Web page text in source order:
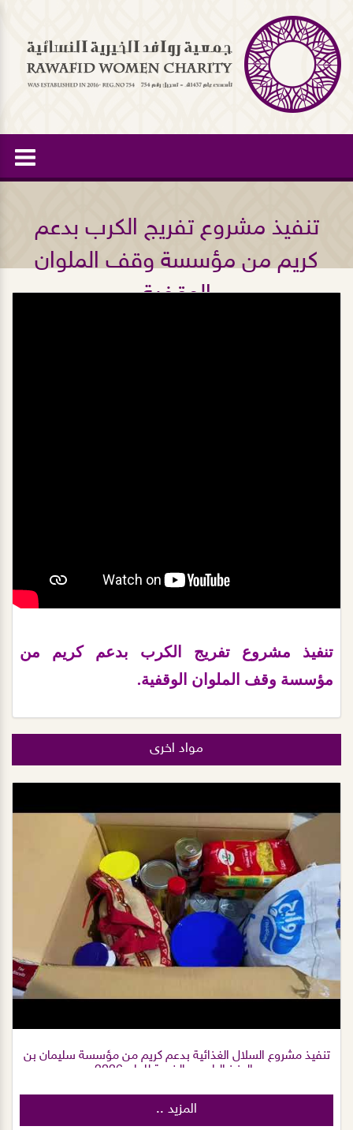
تنفيذ مشروع تفريج الكرب بدعم
كريم من مؤسسة وقف الملوان
الوقفية
تنفيذ مشروع تفريج الكرب بدعم كريم من
مؤسسة وقف الملوان الوقفية.
مواد اخرى
تنفيذ مشروع السلال الغذائية بدعم كريم من مؤسسة سليمان بن
عبدالعزيز الراجحي الخيرية للعام 2026م.
المزيد ..